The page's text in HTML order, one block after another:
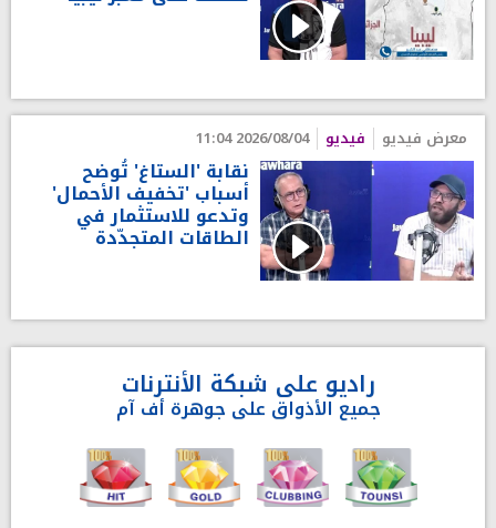
معرض فيديو فيديو 2026/08/04 11:04
نقابة 'الستاغ' تُوضح
أسباب 'تخفيف الأحمال'
وتدعو للاستثمار في
الطاقات المتجدّدة
راديو على شبكة الأنترنات
جميع الأذواق على جوهرة أف آم